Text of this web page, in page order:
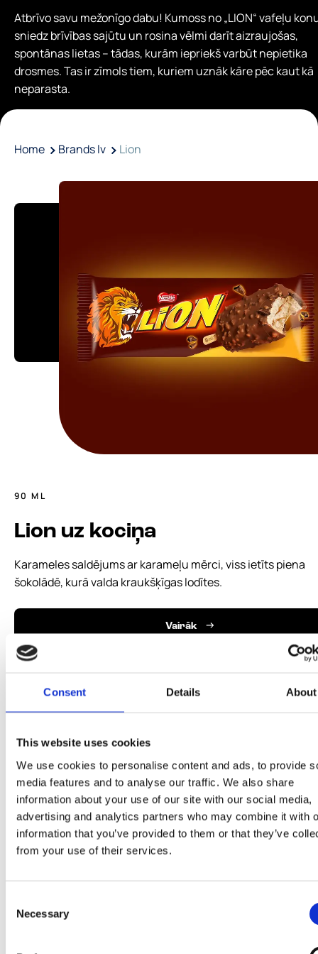
Consent Details About
This website uses cookies
We use cookies to personalise content and ads, to provide
media features and to analyse our traffic. We also share
information about your use of our site with our social media,
advertising and analytics partners who may combine it with
information that you’ve provided to them or that they’ve
from your use of their services.
Selection
Necessary
Atbrīvo savu mežonīgo dabu! Kumoss no „LION“ vafeļu
sniedz brīvības sajūtu un rosina vēlmi darīt aizraujošas,
spontānas lietas – tādas, kurām iepriekš varbūt nepietika
drosmes. Tas ir zīmols tiem, kuriem uznāk kāre pēc kaut kā
neparasta.
Home Brands lv Lion
90 ML
Lion uz kociņa
Karameles saldējums ar karameļu mērci, viss ietīts piena
šokolādē, kurā valda kraukšķīgas lodītes.
Vairāk